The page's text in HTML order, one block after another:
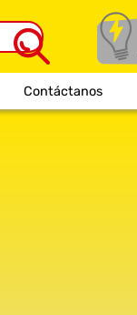
Contáctanos